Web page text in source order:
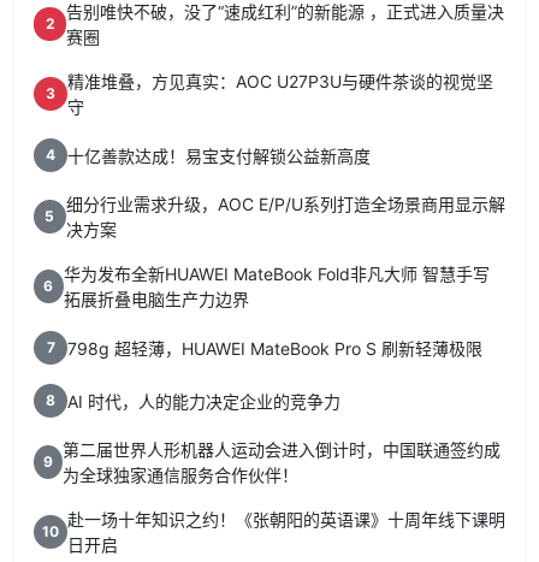
2
告别唯快不破，没了“速成红利”的新能源 ，正式进入质量决
赛圈
3
精准堆叠，方见真实：AOC U27P3U与硬件茶谈的视觉坚
守
4 十亿善款达成！易宝支付解锁公益新高度
5
细分行业需求升级，AOC E/P/U系列打造全场景商用显示解
决方案
6
华为发布全新HUAWEI MateBook Fold非凡大师 智慧手写
拓展折叠电脑生产力边界
7 798g 超轻薄，HUAWEI MateBook Pro S 刷新轻薄极限
8 AI 时代，人的能力决定企业的竞争力
9
第二届世界人形机器人运动会进入倒计时，中国联通签约成
为全球独家通信服务合作伙伴！
10
赴一场十年知识之约！《张朝阳的英语课》十周年线下课明
日开启